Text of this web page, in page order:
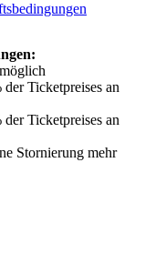
Ticketpreises an
Ticketpreises an
Stornierung mehr